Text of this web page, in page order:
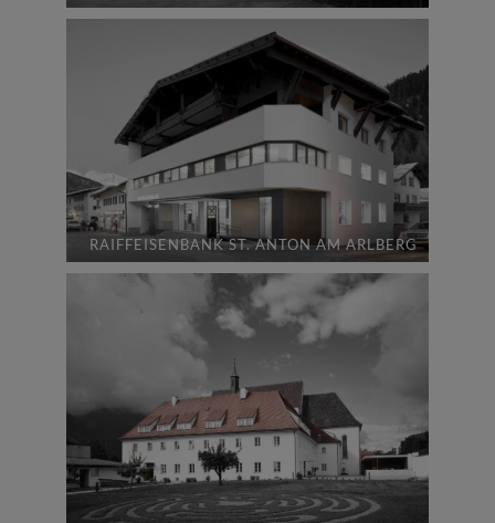
RAIFFEISENBANK ST. ANTON AM ARLBERG